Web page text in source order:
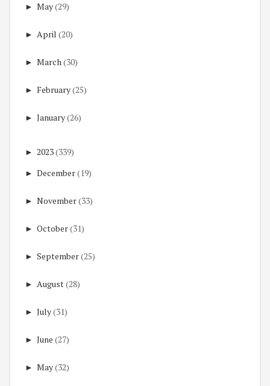
► May(29)
► April (20)
► March(30)
► February(25)
► January(26)
► 2023(339)
► December(19)
► November(33)
► October(31)
► September(25)
► August(28)
► July(31)
► June (27)
► May(32)